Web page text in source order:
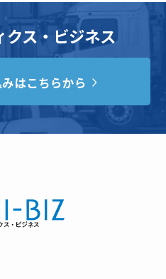
クス・ビジネス
はこちらから